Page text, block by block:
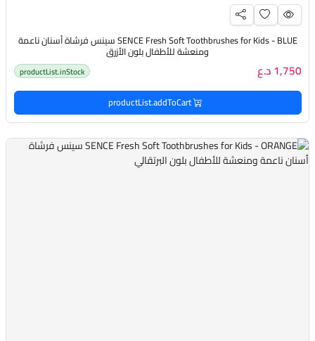
SENCE Fresh Soft Toothbrushes for Kids - BLUE سينس فرشاة أسنان ناعمة
ومنعشة للأطفال بلون الأزرق
1,750 د.ع productList.inStock
productList.addToCart